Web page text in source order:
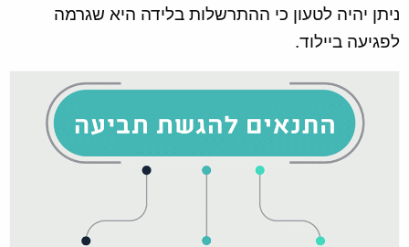
ניתן יהיה לטעון כי ההתרשלות בלידה היא שגרמה
לפגיעה ביילוד.